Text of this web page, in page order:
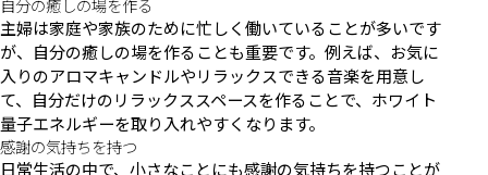
自分の癒しの場を作る
主婦は家庭や家族のために忙しく働いていることが多いです
が、自分の癒しの場を作ることも重要です。例えば、お気に
入りのアロマキャンドルやリラックスできる音楽を用意し
て、自分だけのリラックススペースを作ることで、ホワイト
量子エネルギーを取り入れやすくなります。
感謝の気持ちを持つ
日常生活の中で、小さなことにも感謝の気持ちを持つことが